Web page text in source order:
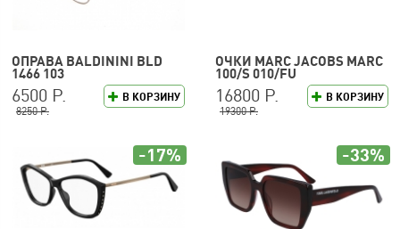
ОПРАВА BALDININI BLD
1466 103
В КОРЗИНУ
6500 Р.
8250 Р.
ОЧКИ MARC JACOBS MARC
100/S 010/FU
В КОРЗИНУ
16800 Р.
19300 Р.
-17% -33%